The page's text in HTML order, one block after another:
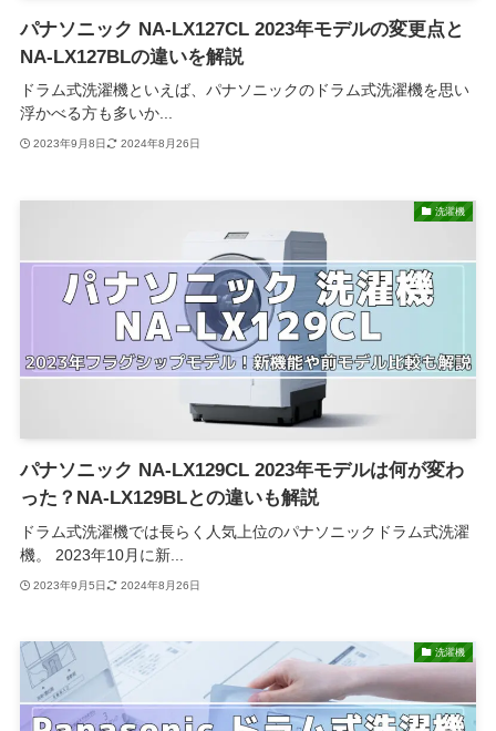
パナソニック NA-LX127CL 2023年モデルの変更点と
NA-LX127BLの違いを解説
ドラム式洗濯機といえば、パナソニックのドラム式洗濯機を思い
浮かべる方も多いか...
2023年9月8日 2024年8月26日
洗濯機
パナソニック NA-LX129CL 2023年モデルは何が変わ
った？NA-LX129BLとの違いも解説
ドラム式洗濯機では長らく人気上位のパナソニックドラム式洗濯
機。 2023年10月に新...
2023年9月5日 2024年8月26日
洗濯機